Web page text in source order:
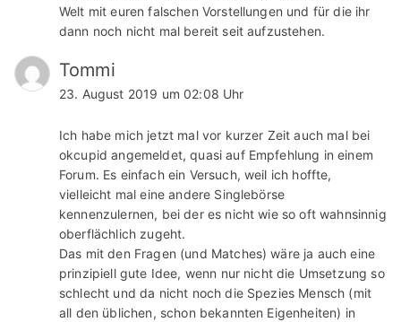
Welt mit euren falschen Vorstellungen und für die ihr
dann noch nicht mal bereit seit aufzustehen.
Tommi
23. August 2019 um 02:08 Uhr
Ich habe mich jetzt mal vor kurzer Zeit auch mal bei
okcupid angemeldet, quasi auf Empfehlung in einem
Forum. Es einfach ein Versuch, weil ich hoffte,
vielleicht mal eine andere Singlebörse
kennenzulernen, bei der es nicht wie so oft wahnsinnig
oberflächlich zugeht.
Das mit den Fragen (und Matches) wäre ja auch eine
prinzipiell gute Idee, wenn nur nicht die Umsetzung so
schlecht und da nicht noch die Spezies Mensch (mit
all den üblichen, schon bekannten Eigenheiten) in